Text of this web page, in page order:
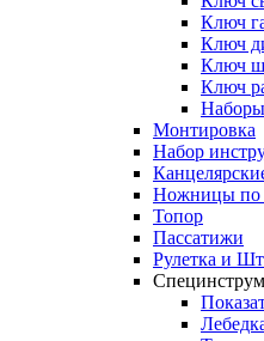
Ключ
Ключ
Ключ
Ключ
Монтировка
Набор
Ножницы по
Топор
Пассатижи
Рулетка и